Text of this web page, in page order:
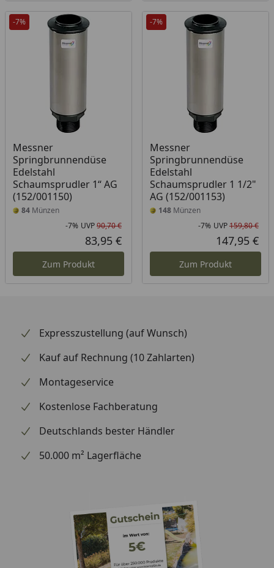
-7%
Messner
Springbrunnendüse
Edelstahl
Schaumsprudler 1“ AG
(152/001150)
84 Münzen
Rabatt in Prozent
-7%
Ursprünglicher Preis
UVP90,70 €
Aktueller Preis
83,95 €
Zum Produkt
-7%
Messner
Springbrunnendüse
Edelstahl
Schaumsprudler 1 1/2"
AG (152/001153)
148Münzen
-7% UVP159,80 €
147,95 €
Zum Produkt
Expresszustellung (auf Wunsch)
Kauf auf Rechnung (10 Zahlarten)
Montageservice
Kostenlose Fachberatung
Deutschlands bester Händler
50.000 m² Lagerfläche